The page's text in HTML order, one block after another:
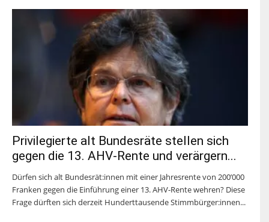
Privilegierte alt Bundesräte stellen sich
gegen die 13. AHV-Rente und verärgern...
Dürfen sich alt Bundesrät:innen mit einer Jahresrente von 200’000
Franken gegen die Einführung einer 13. AHV-Rente wehren? Diese
Frage dürften sich derzeit Hunderttausende Stimmbürger:innen...